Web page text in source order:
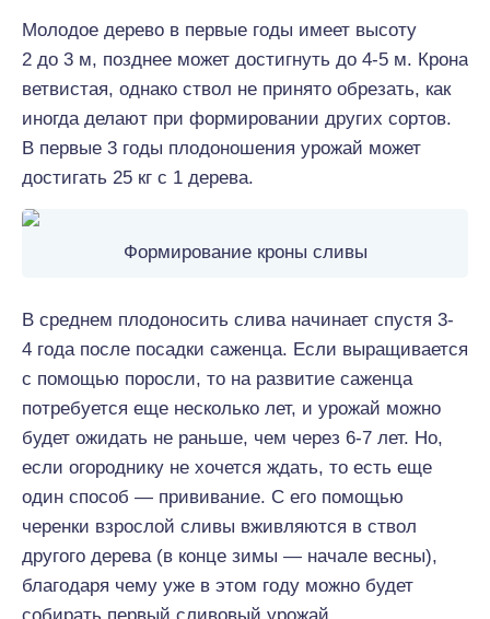
Молодое дерево в первые годы имеет высоту
2 до 3 м, позднее может достигнуть до 4-5 м. Крона
ветвистая, однако ствол не принято обрезать, как
иногда делают при формировании других сортов.
В первые 3 годы плодоношения урожай может
достигать 25 кг с 1 дерева.
Формирование кроны сливы
В среднем плодоносить слива начинает спустя 3-
4 года после посадки саженца. Если выращивается
с помощью поросли, то на развитие саженца
потребуется еще несколько лет, и урожай можно
будет ожидать не раньше, чем через 6-7 лет. Но,
если огороднику не хочется ждать, то есть еще
один способ — прививание. С его помощью
черенки взрослой сливы вживляются в ствол
другого дерева (в конце зимы — начале весны),
благодаря чему уже в этом году можно будет